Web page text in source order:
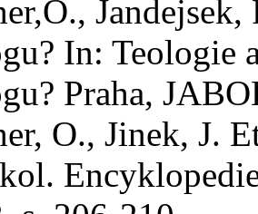
In: Teologie
Praha,
O., Jinek, J.